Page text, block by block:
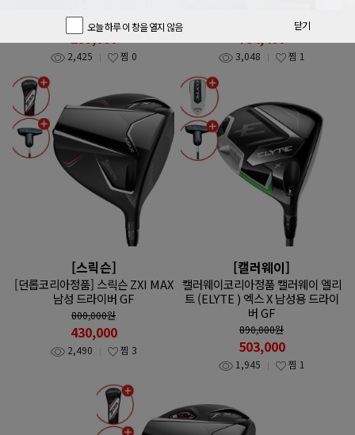
오늘 하루 이 창을 열지 않음 닫기
850,000원
299,000
2,425 찜 0
754,400
3,048 찜 1
[스릭슨]
[던롭코리아정품] 스릭슨 ZXI MAX
남성 드라이버 GF
800,000원
430,000
2,490 찜 3
[캘러웨이]
캘러웨이코리아정품 캘러웨이 엘리
트 (ELYTE ) 엑스 X 남성용 드라이
버 GF
890,000원
503,000
1,945 찜 1